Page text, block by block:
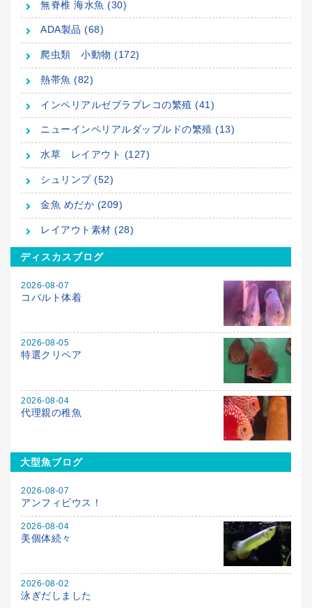
無脊椎 海水魚 (30)
ADA製品 (68)
爬虫類 小動物 (172)
熱帯魚 (82)
インペリアルゼブラプレコの繁殖 (41)
ニューインペリアルダップルドの繁殖 (13)
水草 レイアウト (127)
シュリンプ (52)
金魚 めだか (209)
レイアウト素材 (28)
ディスカスブログ
2026-08-07
コバルト体着
2026-08-05
特選クリペア
2026-08-04
代理親の稚魚
大型魚ブログ
2026-08-07
アンフィビウス！
2026-08-04
美個体続々
2026-08-02
泳ぎだしました